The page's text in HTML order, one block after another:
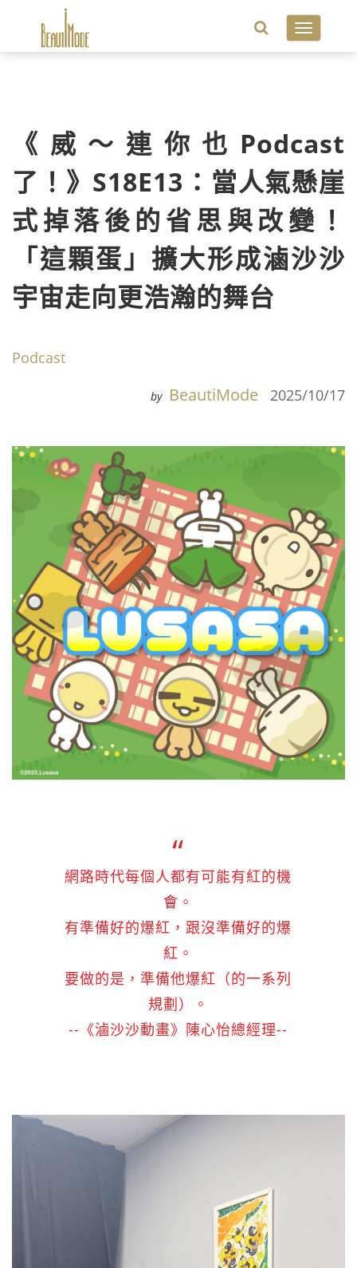
Toggle
《威～連你也Podcast
了！》S18E13：當人氣懸崖
式掉落後的省思與改變！
「這顆蛋」擴大形成滷沙沙
宇宙走向更浩瀚的舞台
Podcast
by BeautiMode 2025/10/17
網路時代每個人都有可能有紅的機
會。
有準備好的爆紅，跟沒準備好的爆
紅。
要做的是，準備他爆紅（的一系列
規劃）。
--《滷沙沙動畫》陳心怡總經理--